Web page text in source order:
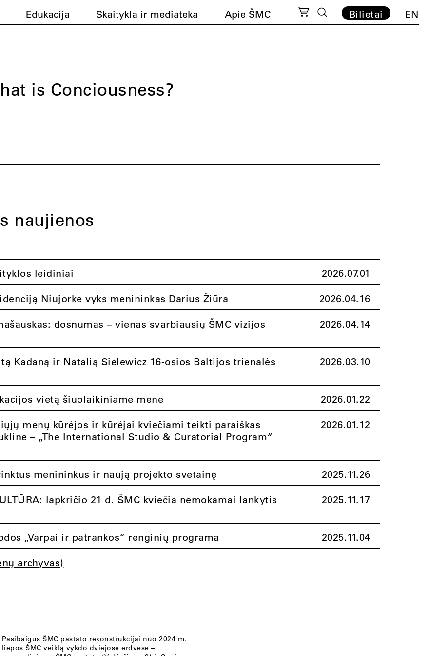
Edukacija Skaitykla ir mediateka Apie ŠMC Bilietai EN
is Conciousness?
naujienos
leidiniai 2026.07.01
Niujorke vyks menininkas Darius Žiūra 2026.04.16
dosnumas – vienas svarbiausių ŠMC vizijos
2026.04.14
Kadaną ir Natalią Sielewicz 16-osios Baltijos trienalės
2026.03.10
vietą šiuolaikiniame mene 2026.01.22
menų kūrėjos ir kūrėjai kviečiami teikti paraiškas
– „The International Studio & Curatorial Program“
2026.01.12
menininkus ir naują projekto svetainę 2025.11.26
lapkričio 21 d. ŠMC kviečia nemokamai lankytis
2025.11.17
„Varpai ir patrankos“ renginių programa 2025.11.04
archyvas)
Pasibaigus ŠMC pastato rekonstrukcijai nuo 2024 m.
liepos ŠMC veiklą vykdo dviejose erdvėse –